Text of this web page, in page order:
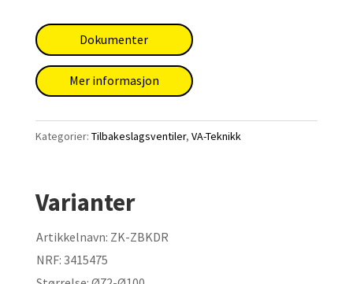
Dokumenter
Mer informasjon
Kategorier: Tilbakeslagsventiler, VA-Teknikk
Varianter
Artikkelnavn: ZK-ZBKDR
NRF: 3415475